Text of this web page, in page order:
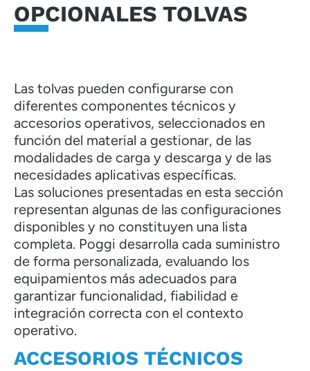
OPCIONALES TOLVAS
Las tolvas pueden configurarse con
diferentes componentes técnicos y
accesorios operativos, seleccionados en
función del material a gestionar, de las
modalidades de carga y descarga y de las
necesidades aplicativas específicas.
Las soluciones presentadas en esta sección
representan algunas de las configuraciones
disponibles y no constituyen una lista
completa. Poggi desarrolla cada suministro
de forma personalizada, evaluando los
equipamientos más adecuados para
garantizar funcionalidad, fiabilidad e
integración correcta con el contexto
operativo.
ACCESORIOS TÉCNICOS